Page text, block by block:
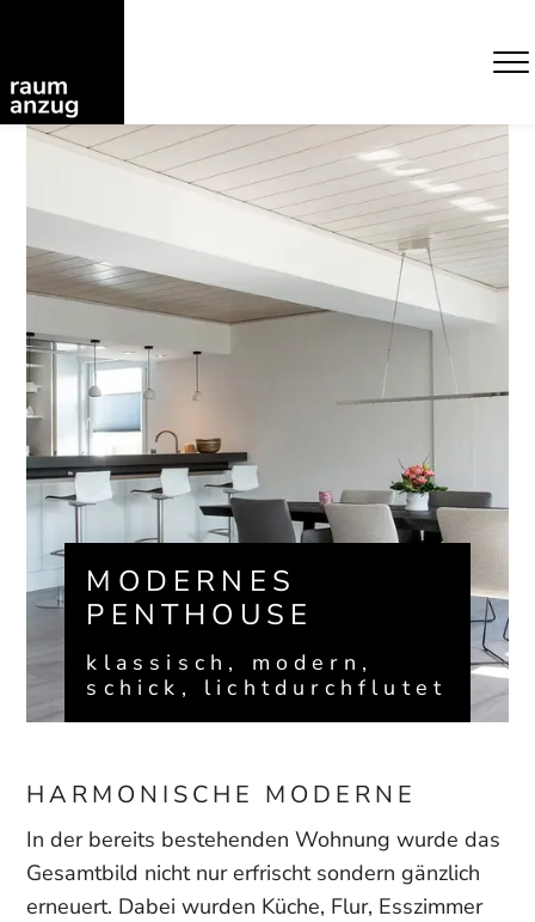
MODERNES
PENTHOUSE
klassisch, modern,
schick, lichtdurchflutet
HARMONISCHE MODERNE
In der bereits bestehenden Wohnung wurde das
Gesamtbild nicht nur erfrischt sondern gänzlich
erneuert. Dabei wurden Küche, Flur, Esszimmer